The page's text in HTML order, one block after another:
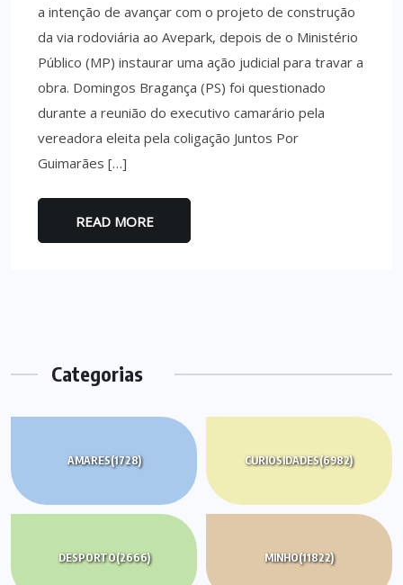
a intenção de avançar com o projeto de construção
da via rodoviária ao Avepark, depois de o Ministério
Público (MP) instaurar uma ação judicial para travar a
obra. Domingos Bragança (PS) foi questionado
durante a reunião do executivo camarário pela
vereadora eleita pela coligação Juntos Por
Guimarães […]
READ MORE
Categorias
AMARES(1728) CURIOSIDADES(6982)
DESPORTO(2666) MINHO(11822)